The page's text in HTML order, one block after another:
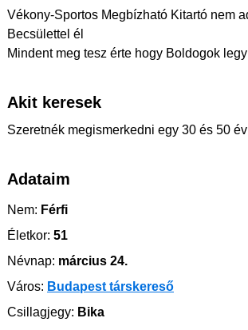
Vékony-Sportos Megbízható Kitartó nem
Becsülettel él
Mindent meg tesz érte hogy Boldogok
Akit keresek
Szeretnék megismerkedni egy 30 és 50
Adataim
Nem: Férfi
Életkor: 51
Névnap: március 24.
Város: Budapest társkereső
Csillagjegy: Bika